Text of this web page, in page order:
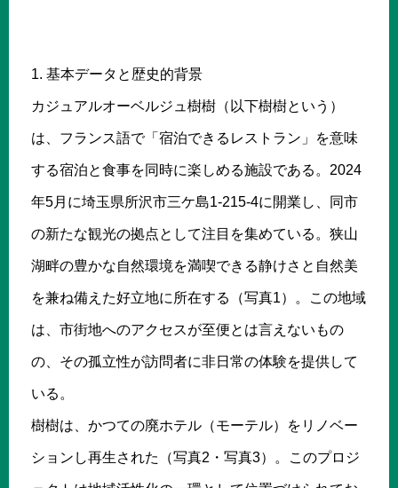
1. 基本データと歴史的背景
カジュアルオーベルジュ樹樹（以下樹樹という）
は、フランス語で「宿泊できるレストラン」を意味
する宿泊と食事を同時に楽しめる施設である。2024
年5月に埼玉県所沢市三ケ島1-215-4に開業し、同市
の新たな観光の拠点として注目を集めている。狭山
湖畔の豊かな自然環境を満喫できる静けさと自然美
を兼ね備えた好立地に所在する（写真1）。この地域
は、市街地へのアクセスが至便とは言えないもの
の、その孤立性が訪問者に非日常の体験を提供して
いる。
樹樹は、かつての廃ホテル（モーテル）をリノベー
ションし再生された（写真2・写真3）。このプロジ